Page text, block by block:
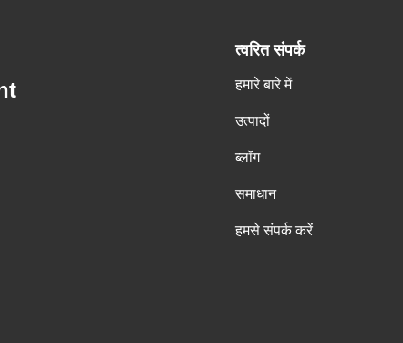
त्वरित संपर्क
हमारे बारे में
उत्पादों
ब्लॉग
समाधान
हमसे संपर्क करें